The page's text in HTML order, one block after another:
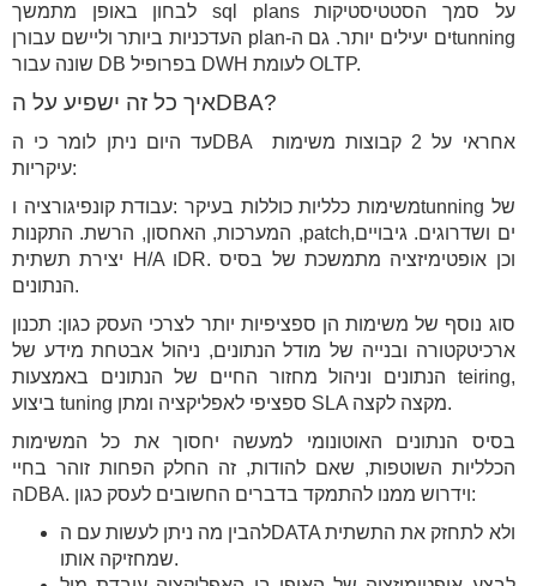
לבחון באופן מתמשך sql plans על סמך הסטטיסטיקות
העדכניות ביותר וליישם עבורן plan-ים יעילים יותר. גם הtunning
שונה עבור DB בפרופיל DWH לעומת OLTP.
איך כל זה ישפיע על הDBA?
עד היום ניתן לומר כי הDBA אחראי על 2 קבוצות משימות
עיקריות:
משימות כלליות כוללות בעיקר :עבודת קונפיגורציה וtunning של
המערכות, האחסון, הרשת. התקנות ,patchים ושדרוגים. גיבויים,
יצירת תשתית H/A וDR. וכן אופטימיזציה מתמשכת של בסיס
הנתונים.
סוג נוסף של משימות הן ספציפיות יותר לצרכי העסק כגון: תכנון
ארכיטקטורה ובנייה של מודל הנתונים, ניהול אבטחת מידע של
הנתונים וניהול מחזור החיים של הנתונים באמצעות teiring,
ביצוע tuning ספציפי לאפליקציה ומתן SLA מקצה לקצה.
בסיס הנתונים האוטונומי למעשה יחסוך את כל המשימות
הכלליות השוטפות, שאם להודות, זה החלק הפחות זוהר בחיי
הDBA. וידרוש ממנו להתמקד בדברים החשובים לעסק כגון:
להבין מה ניתן לעשות עם הDATA ולא לתחזק את התשתית
שמחזיקה אותו.